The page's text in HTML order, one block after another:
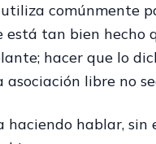
utiliza comúnmente
tan bien hecho
hacer que lo
libre no
hablar, sin